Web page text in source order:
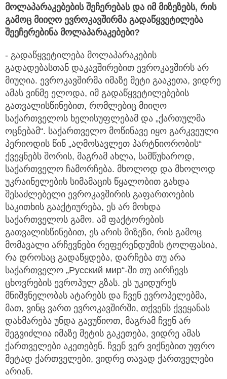
მოლაპარაკებების შეჩერებას და იმ მიზეზებს, რის
გამოც მიიღო ევროკავშირმა გადაწყვეტილება
შეეჩერებინა მოლაპარაკებები?
- გადაწყვეტილება მოლაპარაკების
გადადებასთან დაკავშირებით ევროკავშირს არ
მიუღია. ევროკავშირმა იმაზე მეტი გააკეთა, ვიდრე
ამას ვინმე ელოდა, იმ გადაწყვეტილებების
გათვალისწინებით, რომლებიც მიიღო
საქართველოს ხელისუფლებამ და „ქართულმა
ოცნებამ“. საქართველო მოწინავე იყო გარკვეული
პერიოდის წინ „აღმოსავლეთ პარტნიორობის“
ქვეყნებს შორის, მაგრამ ახლა, სამწუხაროდ,
საქართველო ჩამორჩება. მხოლოდ და მხოლოდ
უკრაინელების სიმამაცის წყალობით გახდა
შესაძლებელი ევროკავშირის გაფართოების
საკითხის გააქტიურება, ეს არ მოხდა
საქართველოს გამო. ამ ფაქტორების
გათვალისწინებით, ეს არის მიზეზი, რის გამოც
მომავალი არჩევნები რეფერენდუმის ტოლფასია,
რა დროსაც გადაწყდება, დარჩება თუ არა
საქართველო „Русский мир“-ში თუ აირჩევს
ცხოვრების ევროპულ გზას. ეს უკიდურეს
მნიშვნელობას ატარებს და ჩვენ ევროპელებმა,
მათ, ვინც ვართ ევროკავშირში, თქვენს ქვეყანას
დახმარება უნდა გავუწიოთ, მაგრამ ჩვენ არ
შეგვიძლია იმაზე მეტის გაკეთება, ვიდრე ამას
ქართველები აკეთებენ. ჩვენ ვერ ვიქნებით უფრო
მეტად ქართველები, ვიდრე თავად ქართველები
არიან.